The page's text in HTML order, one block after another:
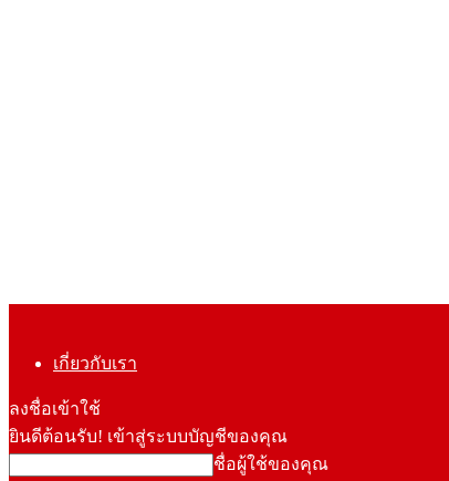
เกี่ยวกับเรา
ลงชื่อเข้าใช้
ยินดีต้อนรับ! เข้าสู่ระบบบัญชีของคุณ
ชื่อผู้ใช้ของคุณ